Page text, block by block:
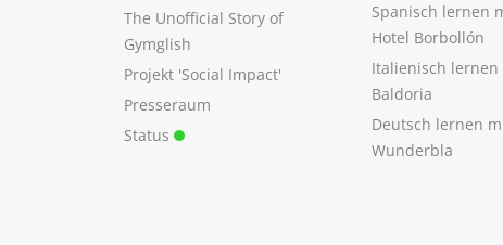
The Unofficial Story of
Gymglish
Projekt 'Social Impact'
Presseraum
Status
Spanisch lernen
Hotel Borbollón
Italienisch lernen
Baldoria
Deutsch lernen
Wunderbla